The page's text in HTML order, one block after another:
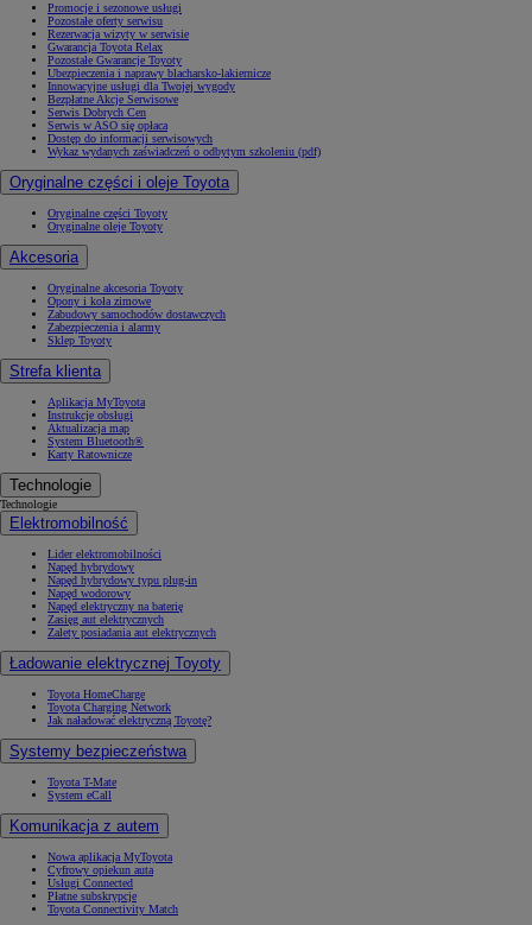
Promocje i sezonowe usługi
Pozostałe oferty serwisu
Rezerwacja wizyty w serwisie
Gwarancja Toyota Relax
Pozostałe Gwarancje Toyoty
Ubezpieczenia i naprawy blacharsko-lakiernicze
Innowacyjne usługi dla Twojej wygody
Bezpłatne Akcje Serwisowe
Serwis Dobrych Cen
Serwis w ASO się opłaca
Dostęp do informacji serwisowych
Wykaz wydanych zaświadczeń o odbytym szkoleniu (pdf)
Oryginalne części i oleje Toyota
Oryginalne części Toyoty
Oryginalne oleje Toyoty
Akcesoria
Oryginalne akcesoria Toyoty
Opony i koła zimowe
Zabudowy samochodów dostawczych
Zabezpieczenia i alarmy
Sklep Toyoty
Strefa klienta
Aplikacja MyToyota
Instrukcje obsługi
Aktualizacja map
System Bluetooth®
Karty Ratownicze
Technologie
Technologie
Elektromobilność
Lider elektromobilności
Napęd hybrydowy
Napęd hybrydowy typu plug-in
Napęd wodorowy
Napęd elektryczny na baterię
Zasięg aut elektrycznych
Zalety posiadania aut elektrycznych
Ładowanie elektrycznej Toyoty
Toyota HomeCharge
Toyota Charging Network
Jak naładować elektryczną Toyotę?
Systemy bezpieczeństwa
Toyota T-Mate
System eCall
Komunikacja z autem
Nowa aplikacja MyToyota
Cyfrowy opiekun auta
Usługi Connected
Płatne subskrypcje
Toyota Connectivity Match